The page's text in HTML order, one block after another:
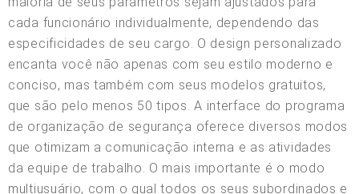
cada funcionário individualmente, dependendo das
especificidades de seu cargo. O design personalizado
encanta você não apenas com seu estilo moderno e
conciso, mas também com seus modelos gratuitos,
que são pelo menos 50 tipos. A interface do programa
de organização de segurança oferece diversos modos
que otimizam a comunicação interna e as atividades
da equipe de trabalho. O mais importante é o modo
multiusuário, com o qual todos os seus subordinados e